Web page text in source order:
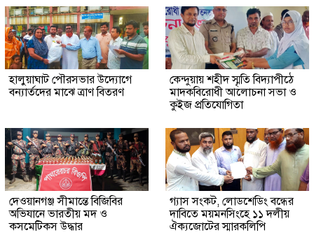
হালুয়াঘাট পৌরসভার উদ্যোগে
বন্যার্তদের মাঝে ত্রাণ বিতরণ
কেন্দুয়ায় শহীদ স্মৃতি বিদ্যাপীঠে
মাদকবিরোধী আলোচনা সভা ও
কুইজ প্রতিযোগিতা
দেওয়ানগঞ্জ সীমান্তে বিজিবির
অভিযানে ভারতীয় মদ ও
কসমেটিকস উদ্ধার
গ্যাস সংকট, লোডশেডিং বন্ধের
দাবিতে ময়মনসিংহে ১১ দলীয়
ঐক্যজোটের স্মারকলিপি